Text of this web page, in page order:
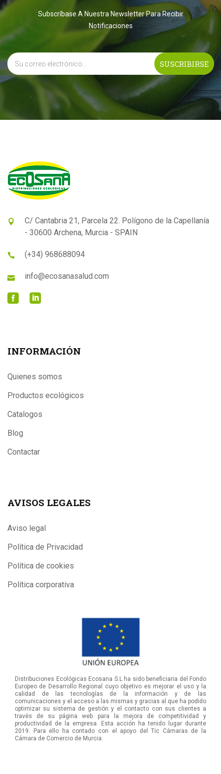
Subscríbase A Nuestra Newsletter Para Recibir
Notificaciones
C/ Cantabria 21, Parcela 22. Polígono de la Capellanía
- 30600 Archena, Murcia - SPAIN
(+34) 968688094
info@ecosanasalud.com
INFORMACIÓN
Quienes somos
Productos ecológicos
Catalogos
Blog
Contactar
AVISOS LEGALES
Aviso legal
Política de Privacidad
Política de cookies
Política corporativa
Distribuciones Ecológicas Ecosana S.L ha sido beneficiaria del Fondo
Europeo de Desarrollo Regional cuyo objetivo es mejorar el uso y la
calidad de las tecnologías de la información y de las
comunicaciones y el acceso a las mismas y gracias al que ha podido
optimizar su sistema de gestión y el contacto con sus clientes a
través de su página web para la mejora de competitividad y
productividad de la empresa. Esta acción ha tenido lugar durante
2019. Para ello ha contado con el apoyo del Tic Cámaras de la
Cámara de Comercio de Murcia.